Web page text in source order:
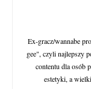
Ex-gracz/wannabe
gee", czyli najlepszy
contentu dla osób
estetyki, a